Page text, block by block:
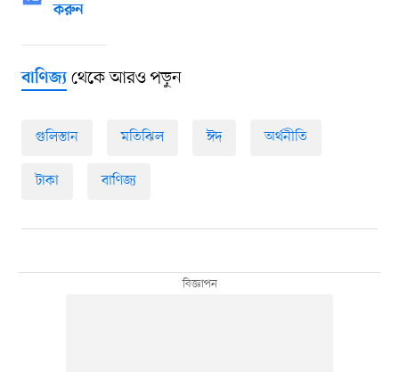
করুন
বাণিজ্যথেকে আরও পড়ুন
গুলিস্তান মতিঝিল ঈদ অর্থনীতি
টাকা বাণিজ্য